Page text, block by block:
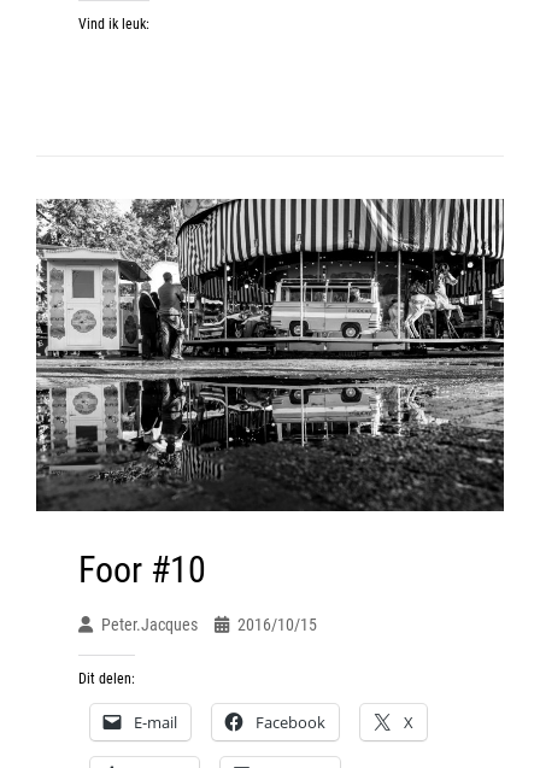
Vind ik leuk:
Foor #10
Peter.jacques 2016/10/15
Dit delen:
E-mail Facebook X